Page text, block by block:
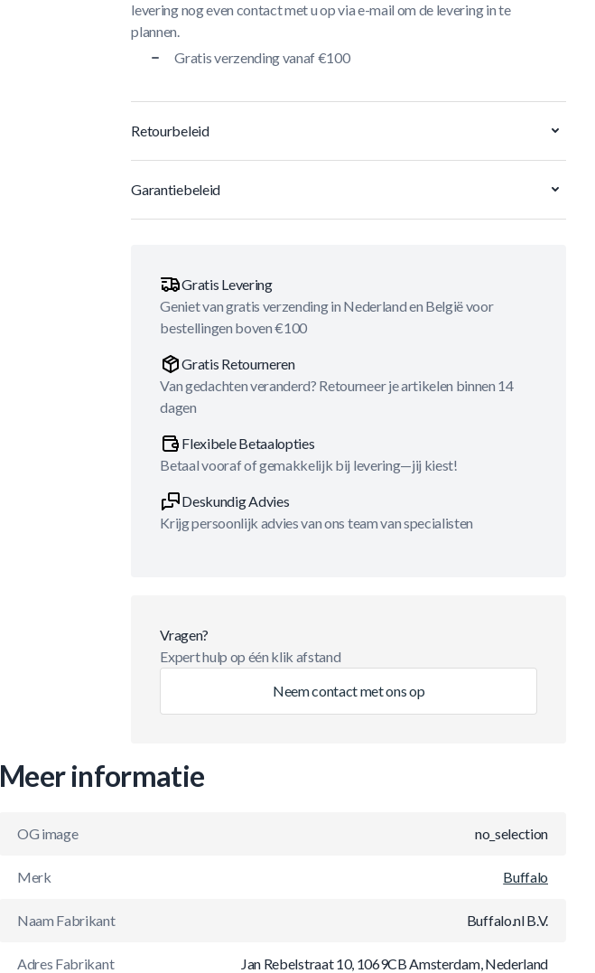
levering nog even contact met u op via e-mail om de levering in te
plannen.
Gratis verzending vanaf €100
Retourbeleid
Garantiebeleid
Gratis Levering
Geniet van gratis verzending in Nederland en België voor
bestellingen boven €100
Gratis Retourneren
Van gedachten veranderd? Retourneer je artikelen binnen 14
dagen
Flexibele Betaalopties
Betaal vooraf of gemakkelijk bij levering—jij kiest!
Deskundig Advies
Krijg persoonlijk advies van ons team van specialisten
Vragen?
Expert hulp op één klik afstand
Neem contact met ons op
Meer informatie
OG image no_selection
Merk Buffalo
Naam Fabrikant Buffalo.nl B.V.
Adres Fabrikant Jan Rebelstraat 10, 1069CB Amsterdam, Nederland